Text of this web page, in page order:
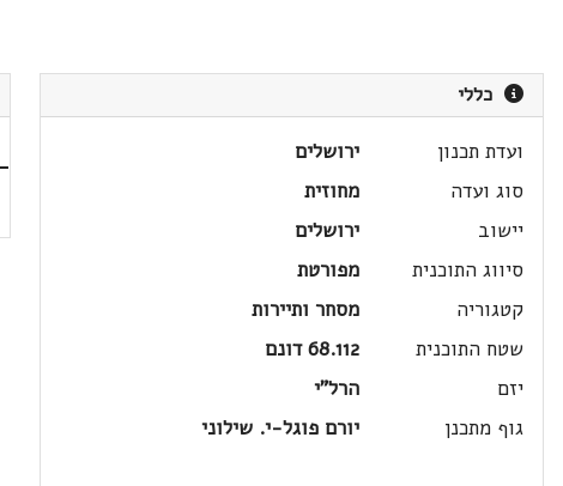
כללי
ועדת תכנון
ירושלים
סוג ועדה
מחוזית
יישוב
ירושלים
סיווג התוכנית
מפורטת
קטגוריה
מסחר ותיירות
שטח התוכנית
68.112 דונם
יזם
הרל"י
גוף מתכנן
יורם פוגל-י. שילוני